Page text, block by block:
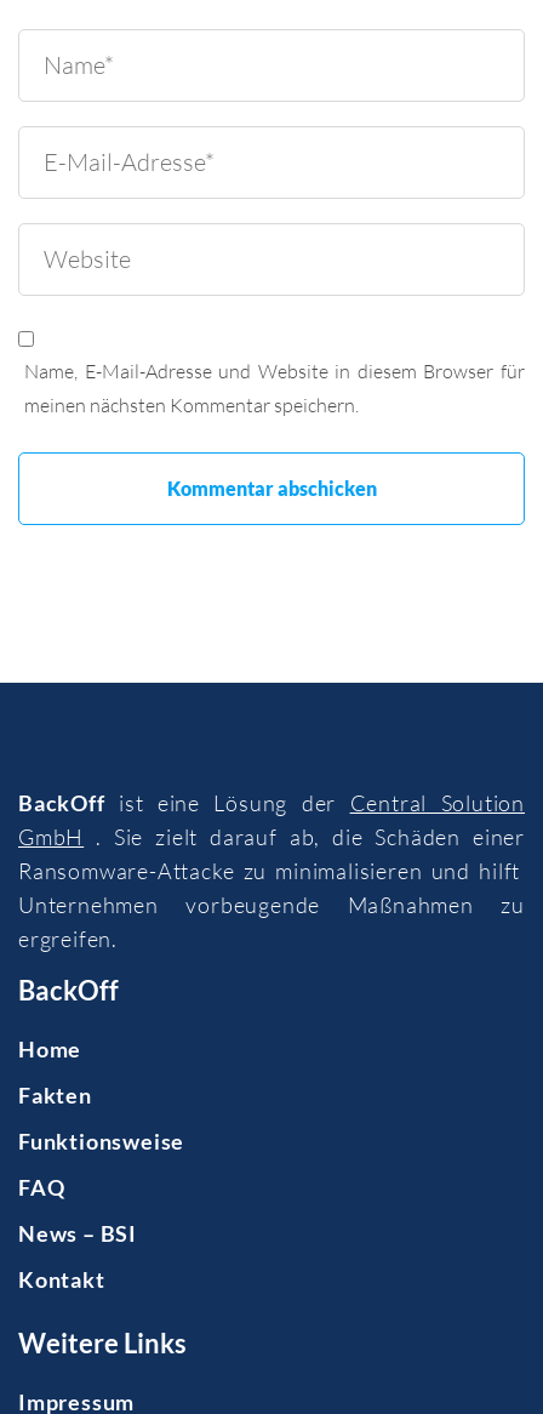
Name, E-Mail-Adresse und Website in diesem Browser für
meinen nächsten Kommentar speichern.
BackOffist eine Lösung der Central Solution
GmbH
. Sie zielt darauf ab, die Schäden einer
Ransomware-Attacke zu minimalisieren und hilft
Unternehmen vorbeugende Maßnahmen zu
ergreifen.
BackOff
Home
Fakten
Funktionsweise
FAQ
News – BSI
Kontakt
Weitere Links
Impressum